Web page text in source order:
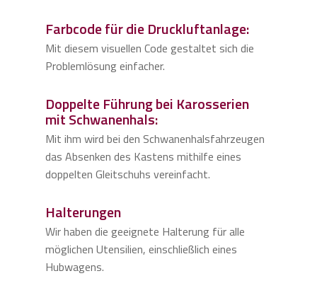
Farbcode für die Druckluftanlage:
Mit diesem visuellen Code gestaltet sich die
Problemlösung einfacher.
Doppelte Führung bei Karosserien
mit Schwanenhals:
Mit ihm wird bei den Schwanenhalsfahrzeugen
das Absenken des Kastens mithilfe eines
doppelten Gleitschuhs vereinfacht.
Halterungen
Wir haben die geeignete Halterung für alle
möglichen Utensilien, einschließlich eines
Hubwagens.